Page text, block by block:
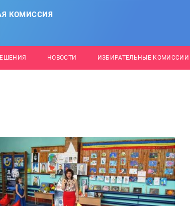
КОМИССИЯ
НОВОСТИ ИЗБИРАТЕЛЬНЫЕ КОМИССИИ